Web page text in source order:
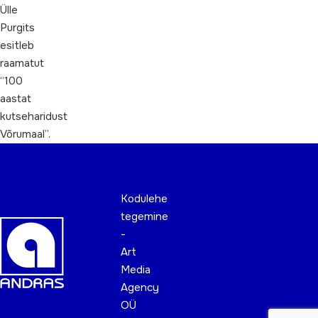
Ülle
Purgits
esitleb
raamatut
“100
aastat
kutseharidust
Võrumaal”.
Kodulehe
tegemine
-
Art
Media
Agency
OÜ